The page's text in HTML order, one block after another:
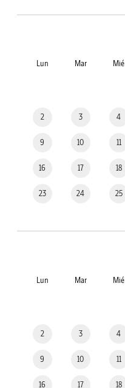
Lun Mar Mié
2 3 4
9 10 11
16 17 18
23 24 25
Lun Mar Mié
2 3 4
9 10 11
16 17 18